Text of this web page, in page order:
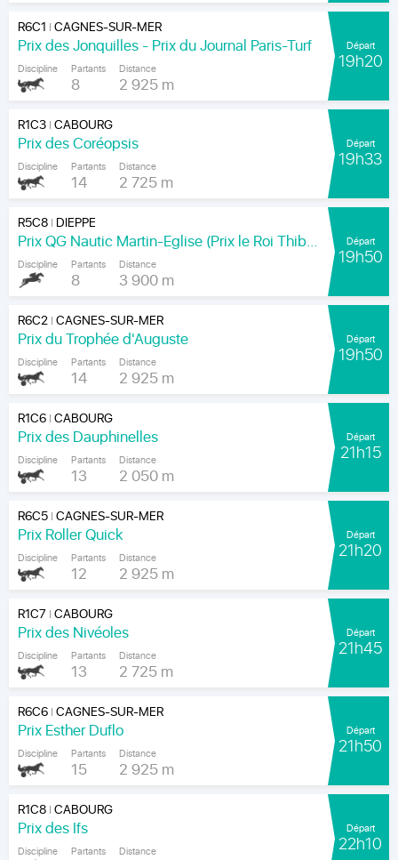
R6C1 |CAGNES-SUR-MER
Prix des Jonquilles - Prix du Journal Paris-Turf
Discipline Partants
8
Distance
2 925 m
Départ
19h20
R1C3|CABOURG
Prix des Coréopsis
Discipline Partants
14
Distance
2 725 m
Départ
19h33
R5C8| DIEPPE
Prix QG Nautic Martin-Eglise (Prix le Roi Thibault)
Discipline Partants
8
Distance
3 900 m
Départ
19h50
R6C2|CAGNES-SUR-MER
Prix du Trophée d'Auguste
Discipline Partants
14
Distance
2 925 m
Départ
19h50
R1C6|CABOURG
Prix des Dauphinelles
Discipline Partants
13
Distance
2 050 m
Départ
21h15
R6C5|CAGNES-SUR-MER
Prix Roller Quick
Discipline Partants
12
Distance
2 925 m
Départ
21h20
R1C7 |CABOURG
Prix des Nivéoles
Discipline Partants
13
Distance
2 725 m
Départ
21h45
R6C6|CAGNES-SUR-MER
Prix Esther Duflo
Discipline Partants
15
Distance
2 925 m
Départ
21h50
R1C8|CABOURG
Prix des Ifs
Discipline Partants Distance
Départ
22h10